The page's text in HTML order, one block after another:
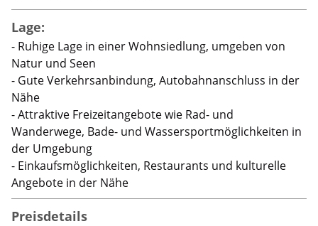
Lage:
- Ruhige Lage in einer Wohnsiedlung, umgeben von
Natur und Seen
- Gute Verkehrsanbindung, Autobahnanschluss in der
Nähe
- Attraktive Freizeitangebote wie Rad- und
Wanderwege, Bade- und Wassersportmöglichkeiten in
der Umgebung
- Einkaufsmöglichkeiten, Restaurants und kulturelle
Angebote in der Nähe
Preisdetails